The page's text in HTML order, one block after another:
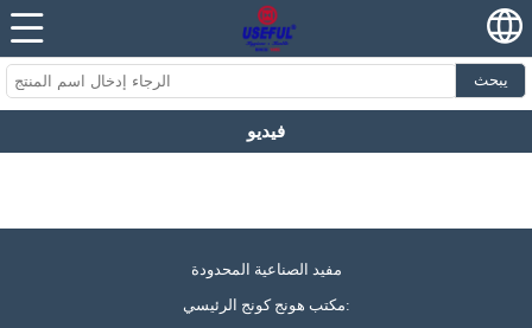
يبحث
فيديو
مفيد الصناعية المحدودة
مكتب هونج كونج الرئيسي: